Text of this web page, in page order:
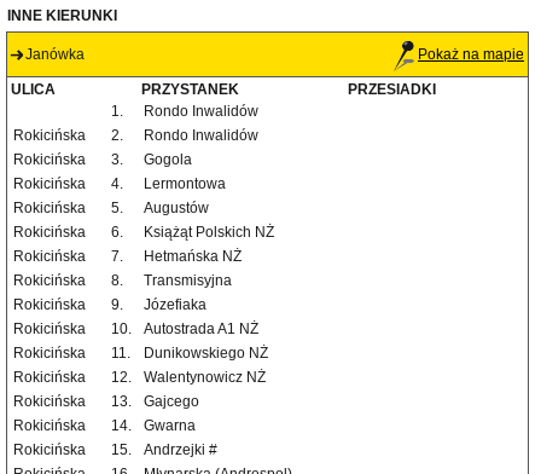
INNE KIERUNKI
Janówka Pokaż na mapie
ULICA PRZYSTANEK
PRZESIADKI
1.
Rondo Inwalidów
Rokicińska
2.
Rondo Inwalidów
Rokicińska
3.
Gogola
Rokicińska
4.
Lermontowa
Rokicińska
5.
Augustów
Rokicińska
6.
Książąt Polskich NŻ
Rokicińska
7.
Hetmańska NŻ
Rokicińska
8.
Transmisyjna
Rokicińska
9.
Józefiaka
Rokicińska
10.
Autostrada A1 NŻ
Rokicińska
11.
Dunikowskiego NŻ
Rokicińska
12.
Walentynowicz NŻ
Rokicińska
13.
Gajcego
Rokicińska
14.
Gwarna
Rokicińska
15.
Andrzejki #